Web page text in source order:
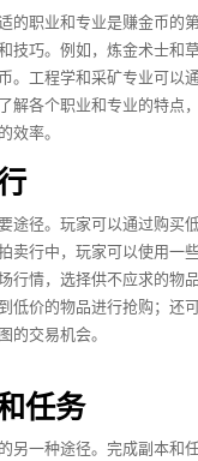
的职业和专业是赚金币的
技巧。例如，炼金术士和
。工程学和采矿专业可以
解各个职业和专业的特点
效率。
途径。玩家可以通过购买
卖行中，玩家可以使用一
行情，选择供不应求的物
低价的物品进行抢购；还
的交易机会。
任务
另一种途径。完成副本和